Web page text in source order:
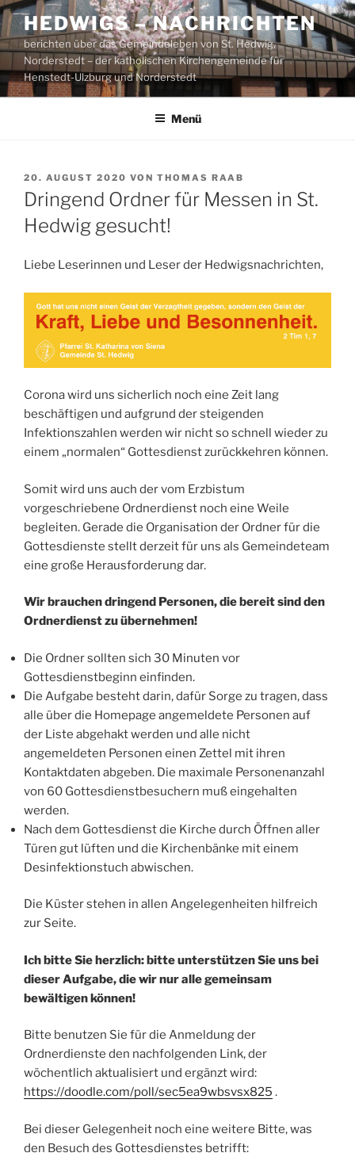
Zum
Inhalt
springen
HEDWIGS – NACHRICHTEN
berichten über das Gemeindeleben von St. Hedwig,
Norderstedt – der katholischen Kirchengemeinde für
Henstedt-Ulzburg und Norderstedt
Menü
VERÖFFENTLICHT
AM
20. AUGUST 2020 VON THOMAS RAAB
Dringend Ordner für Messen in St.
Hedwig gesucht!
Liebe Leserinnen und Leser der Hedwigsnachrichten,
Corona wird uns sicherlich noch eine Zeit lang
beschäftigen und aufgrund der steigenden
Infektionszahlen werden wir nicht so schnell wieder zu
einem „normalen“ Gottesdienst zurückkehren können.
Somit wird uns auch der vom Erzbistum
vorgeschriebene Ordnerdienst noch eine Weile
begleiten. Gerade die Organisation der Ordner für die
Gottesdienste stellt derzeit für uns als Gemeindeteam
eine große Herausforderung dar.
Wir brauchen dringend Personen, die bereit sind den
Ordnerdienst zu übernehmen!
Die Ordner sollten sich 30 Minuten vor
Gottesdienstbeginn einfinden.
Die Aufgabe besteht darin, dafür Sorge zu tragen, dass
alle über die Homepage angemeldete Personen auf
der Liste abgehakt werden und alle nicht
angemeldeten Personen einen Zettel mit ihren
Kontaktdaten abgeben. Die maximale Personenanzahl
von 60 Gottesdienstbesuchern muß eingehalten
werden.
Nach dem Gottesdienst die Kirche durch Öffnen aller
Türen gut lüften und die Kirchenbänke mit einem
Desinfektionstuch abwischen.
Die Küster stehen in allen Angelegenheiten hilfreich
zur Seite.
Ich bitte Sie herzlich: bitte unterstützen Sie uns bei
dieser Aufgabe, die wir nur alle gemeinsam
bewältigen können!
Bitte benutzen Sie für die Anmeldung der
Ordnerdienste den nachfolgenden Link, der
wöchentlich aktualisiert und ergänzt wird:
https://doodle.com/poll/sec5ea9wbsvsx825 .
Bei dieser Gelegenheit noch eine weitere Bitte, was
den Besuch des Gottesdienstes betrifft: